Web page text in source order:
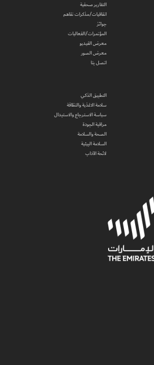
التقارير صحفية
اتفاقيات/مذكرات تفاهم
جوائز
المؤتمرات/الفعاليات
معرض الفيديو
معرض الصور
اتصل بنا
التطبيق الذكي
سلامة الاغذية والنظافة
سياسة الاسترجاع والاستبدال
مراقبة الجودة
الصحة والسلامة
السلامة البيئية
لائحة الآداب